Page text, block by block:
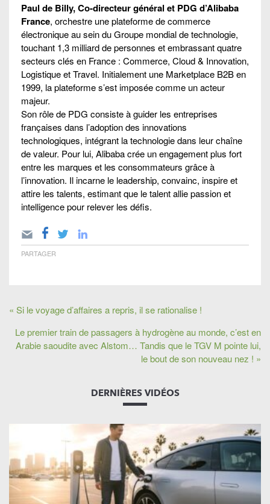
Paul de Billy, Co-directeur général et PDG d’Alibaba
France, orchestre une plateforme de commerce
électronique au sein du Groupe mondial de technologie,
touchant 1,3 milliard de personnes et embrassant quatre
secteurs clés en France : Commerce, Cloud & Innovation,
Logistique et Travel. Initialement une Marketplace B2B en
1999, la plateforme s’est imposée comme un acteur
majeur.
Son rôle de PDG consiste à guider les entreprises
françaises dans l’adoption des innovations
technologiques, intégrant la technologie dans leur chaîne
de valeur. Pour lui, Alibaba crée un engagement plus fort
entre les marques et les consommateurs grâce à
l’innovation. Il incarne le leadership, convainc, inspire et
attire les talents, estimant que le talent allie passion et
intelligence pour relever les défis.
PARTAGER
« Si le voyage d’affaires a repris, il se rationalise !
Le premier train de passagers à hydrogène au monde, c’est en
Arabie saoudite avec Alstom… Tandis que le TGV M pointe lui,
le bout de son nouveau nez ! »
DERNIÈRES VIDÉOS